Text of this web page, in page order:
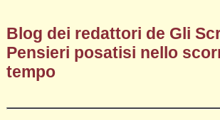
Blog dei redattori de Gli
Pensieri posatisi nello
tempo